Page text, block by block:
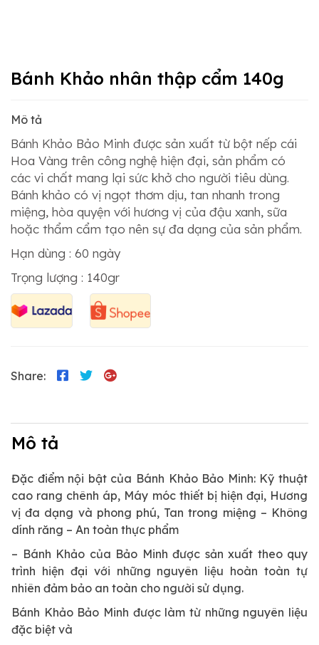
Bánh Khảo nhân thập cẩm 140g
Mô tả
Bánh Khảo Bảo Minh được sản xuất từ bột nếp cái
Hoa Vàng trên công nghệ hiện đại, sản phẩm có
các vi chất mang lại sức khở cho người tiêu dùng.
Bánh khảo có vị ngọt thơm dịu, tan nhanh trong
miệng, hòa quyện với hương vị của đậu xanh, sữa
hoặc thẩm cẩm tạo nên sự đa dạng của sản phẩm.
Hạn dùng : 60 ngày
Trọng lượng : 140gr
Share:
Mô tả
Đặc điểm nội bật của Bánh Khảo Bảo Minh: Kỹ thuật
cao rang chênh áp, Máy móc thiết bị hiện đại, Hương
vị đa dạng và phong phú, Tan trong miệng – Không
dính răng – An toàn thực phẩm
– Bánh Khảo của Bảo Minh được sản xuất theo quy
trình hiện đại với những nguyên liệu hoàn toàn tự
nhiên đảm bảo an toàn cho người sử dụng.
Bánh Khảo Bảo Minh được làm từ những nguyên liệu
đặc biệt và